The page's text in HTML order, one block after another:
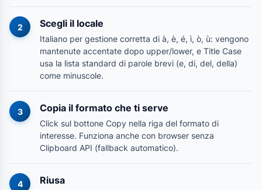
2 Scegli il locale
Italiano per gestione corretta di à, è, é, ì, ò, ù: vengono
mantenute accentate dopo upper/lower, e Title Case
usa la lista standard di parole brevi (e, di, del, della)
come minuscole.
3 Copia il formato che ti serve
Click sul bottone Copy nella riga del formato di
interesse. Funziona anche con browser senza
Clipboard API (fallback automatico).
4 Riusa